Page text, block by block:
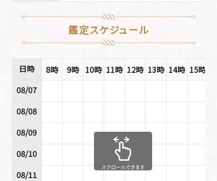
鑑定スケジュール
日時
08/07
08/08
08/09
08/10
08/11
8時 9時 10時 11時 12時 13時 14時 15時
スクロールできます